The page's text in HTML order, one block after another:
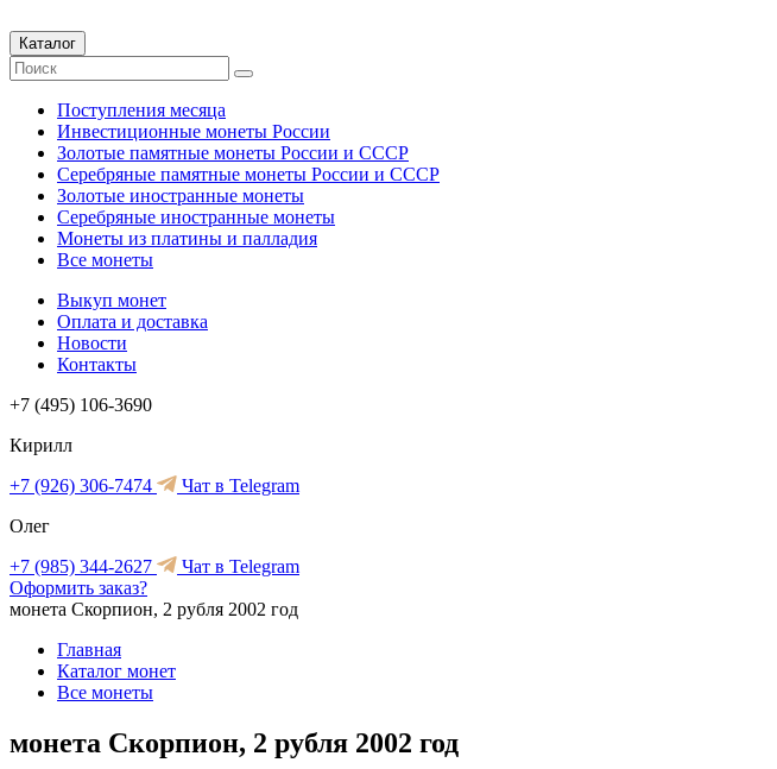
Каталог
Поступления месяца
Инвестиционные монеты России
Золотые памятные монеты России и СССР
Серебряные памятные монеты России и СССР
Золотые иностранные монеты
Серебряные иностранные монеты
Монеты из платины и палладия
Все монеты
Выкуп монет
Оплата и доставка
Новости
Контакты
+7 (495) 106-3690
Кирилл
+7 (926) 306-7474
Чат в Telegram
Олег
+7 (985) 344-2627
Чат в Telegram
Оформить заказ?
монета Скорпион, 2 рубля 2002 год
Главная
Каталог монет
Все монеты
монета Скорпион, 2 рубля 2002 год